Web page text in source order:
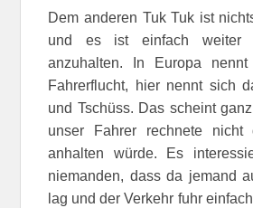
Dem anderen Tuk Tuk ist
und es ist einfach weiter
anzuhalten. In Europa
Fahrerflucht, hier nennt sich
und Tschüss. Das scheint
unser Fahrer rechnete nicht
anhalten würde. Es
niemanden, dass da jemand
lag und der Verkehr fuhr